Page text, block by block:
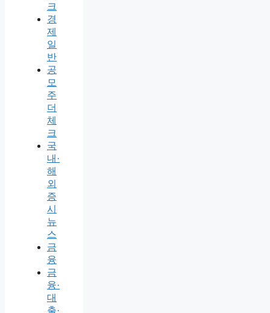
크
경
제
일
반
공
모
주
더
체
크
국
내·
해
외
증
시
뉴
스
금
융
금
융·
대
출·